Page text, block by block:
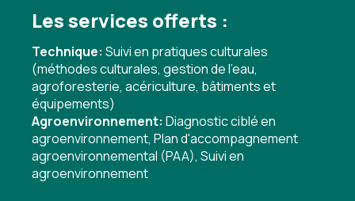
Les services offerts :
Technique: Suivi en pratiques culturales
(méthodes culturales, gestion de l'eau,
agroforesterie, acériculture, bâtiments et
équipements)
Agroenvironnement: Diagnostic ciblé en
agroenvironnement, Plan d'accompagnement
agroenvironnemental (PAA), Suivi en
agroenvironnement